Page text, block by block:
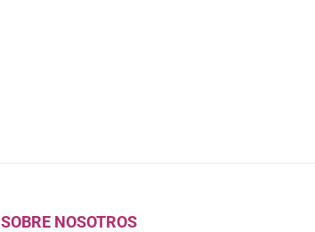
SOBRE NOSOTROS